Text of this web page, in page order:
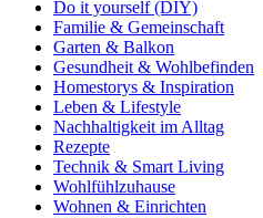
Do it yourself (DIY)
Familie & Gemeinschaft
Garten & Balkon
Gesundheit & Wohlbefinden
Homestorys & Inspiration
Leben & Lifestyle
Nachhaltigkeit im Alltag
Rezepte
Technik & Smart Living
Wohlfühlzuhause
Wohnen & Einrichten